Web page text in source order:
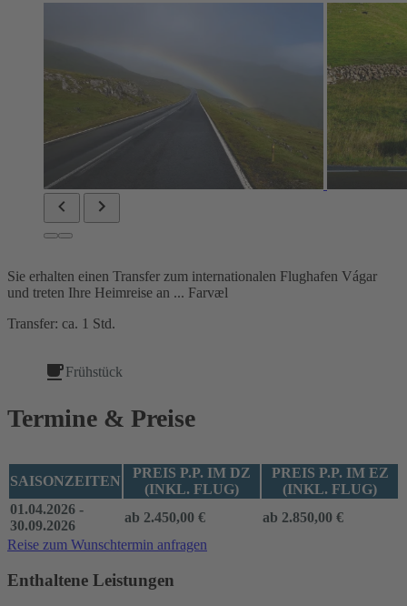
Sie erhalten einen Transfer zum internationalen Flughafen Vágar
und treten Ihre Heimreise an ... Farvæl
Transfer: ca. 1 Std.
Frühstück
Termine & Preise
SAISONZEITEN
PREIS P.P. IM DZ
(INKL. FLUG)
PREIS P.P. IM EZ
(INKL. FLUG)
01.04.2026 -
30.09.2026
ab 2.450,00 €
ab 2.850,00 €
Reise zum Wunschtermin anfragen
Enthaltene Leistungen